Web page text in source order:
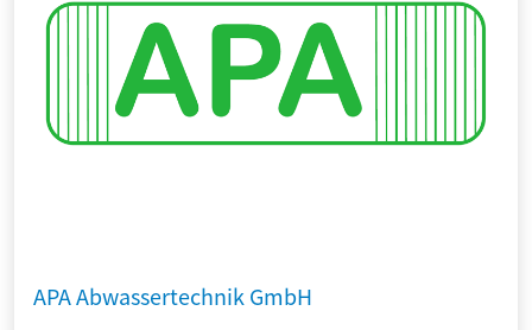
APA Abwassertechnik GmbH